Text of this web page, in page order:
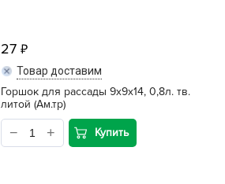
27
Товар доставим
Горшок для рассады 9х9х14, 0,8л. тв.
литой (Ам.тр)
Купить